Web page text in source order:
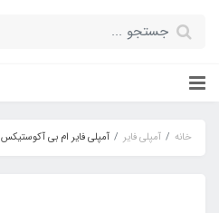
خانه آمپلی فایر آمپلی فایر ام بی آکوستیکس MBA-270